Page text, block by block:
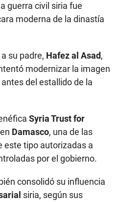
guerra civil siria fue
moderna de la dinastía
su padre, Hafez al Asad,
modernizar la imagen
del estallido de la
Syria Trust for
Damasco, una de las
este tipo autorizadas a
por el gobierno.
consolidó su influencia
siria, según sus